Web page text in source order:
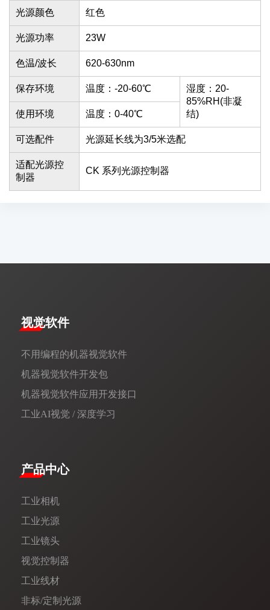
光源颜色 红色
光源功率 23W
色温/波长 620-630nm
保存环境 温度：-20-60℃
湿度：20-
85%RH(非凝
结)
使用环境 温度：0-40℃
可选配件 光源延长线为3/5米选配
适配光源控
制器
CK 系列光源控制器
视觉软件
不用编程的机器视觉软件
机器视觉软件开发包
机器视觉软件应用开发接口
工业AI视觉 / 深度学习
产品中心
工业相机
工业光源
工业镜头
视觉控制器
工业线材
非标/定制光源